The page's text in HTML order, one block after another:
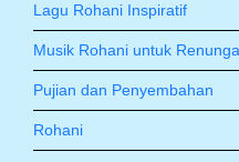
Lagu Rohani Inspiratif
Musik Rohani untuk
Pujian dan Penyembahan
Rohani